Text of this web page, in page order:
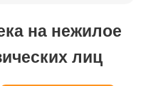
на нежилое
лиц